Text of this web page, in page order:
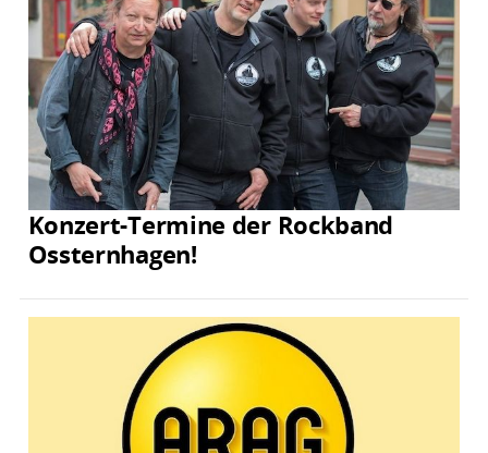
Konzert-Termine der Rockband
Ossternhagen!